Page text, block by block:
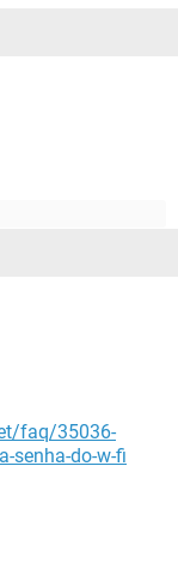
faq/35036-
senha-do-w-fi